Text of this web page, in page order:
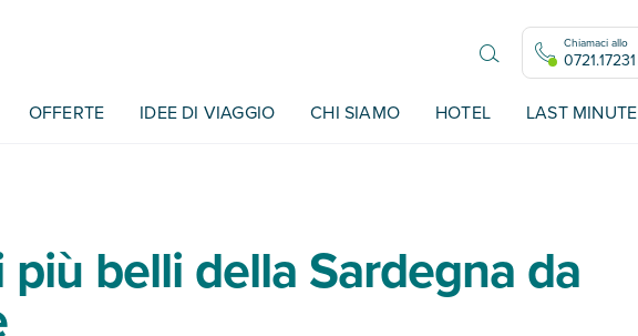
Chiamaci allo
0721.17231
OFFERTE IDEE DI VIAGGIO CHI SIAMO HOTEL LAST MINUTE
più belli della Sardegna da